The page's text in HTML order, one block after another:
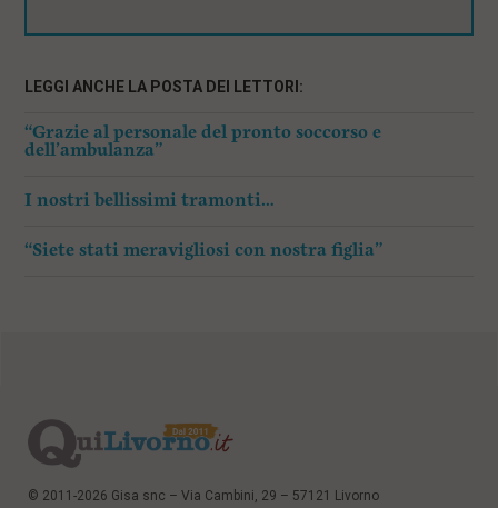
LEGGI ANCHE LA POSTA DEI LETTORI:
“Grazie al personale del pronto soccorso e
dell’ambulanza”
I nostri bellissimi tramonti…
“Siete stati meravigliosi con nostra figlia”
© 2011-2026 Gisa snc – Via Cambini, 29 – 57121 Livorno